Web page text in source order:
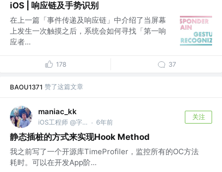
iOS | 响应链及手势识别
在上一篇「事件传递及响应链」中介绍了当屏幕
上发生一次触摸之后，系统会如何寻找「第一响
应者...
178 37
BAOU1371 赞了这篇文章
maniac_kk
iOS工程师 @字节跳动 · 6年前
关注
静态插桩的方式来实现Hook Method
我之前写了一个开源库TimeProfiler，监控所有的OC方法
耗时。可以在开发App阶...